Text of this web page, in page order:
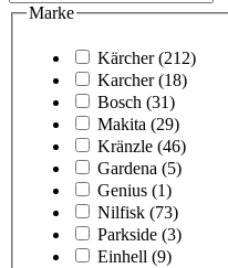
Marke
Kärcher (212)
Karcher (18)
Bosch (31)
Makita (29)
Kränzle (46)
Gardena (5)
Genius (1)
Nilfisk (73)
Parkside (3)
Einhell (9)